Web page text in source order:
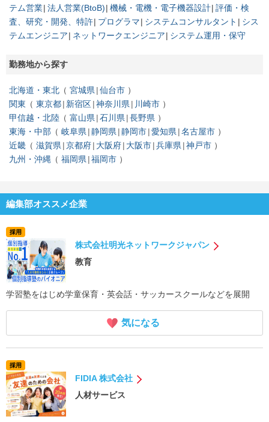
テム営業 法人営業(BtoB) 機械・電機・電子機器設計 評価・検
査、研究・開発、特許 プログラマ システムコンサルタント
シス
テムエンジニア
ネットワークエンジニア システム運用・保守
勤務地から探す
北海道・東北 宮城県 仙台市
関東
東京都 新宿区 神奈川県
川崎市
甲信越・北陸
富山県 石川県 長野県
東海・中部
岐阜県 静岡県 静岡市 愛知県 名古屋市
近畿
滋賀県 京都府 大阪府 大阪市 兵庫県 神戸市
九州・沖縄
福岡県 福岡市
編集部オススメ企業
採用
株式会社明光ネットワークジャパン
教育
学習塾をはじめ学童保育・英会話・サッカースクールなどを展開
気になる
採用
FIDIA 株式会社
人材サービス